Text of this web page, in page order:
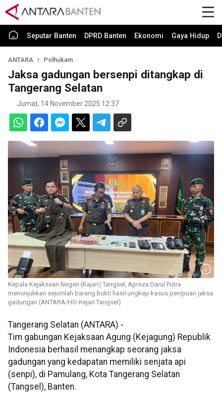
Seputar Banten DPRD Banten Ekonomi Gaya Hidup
ANTARA Polhukam
Jaksa gadungan bersenpi ditangkap di
Tangerang Selatan
Jumat, 14 November 2025 12:37
Kepala Kejaksaan Negeri (Kajari) Tangsel, Apreza Darul Putra
menunjukkan sejumlah barang bukti hasil ungkap kasus penipuan jaksa
gadungan (ANTARA/HO-Kejari Tangsel)
Tangerang Selatan (ANTARA) -
Tim gabungan Kejaksaan Agung (Kejagung) Republik
Indonesia berhasil menangkap seorang jaksa
gadungan yang kedapatan memiliki senjata api
(senpi), di Pamulang, Kota Tangerang Selatan
(Tangsel), Banten.